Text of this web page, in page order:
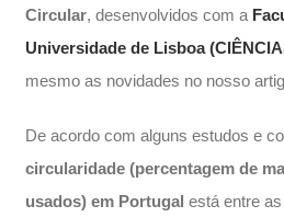
Circular, desenvolvidos com a
Universidade de Lisboa
mesmo as novidades no nosso
De acordo com alguns estudos e
circularidade (percentagem de
usados) em Portugal está entre